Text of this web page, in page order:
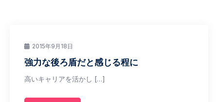
2015年9月18日
強力な後ろ盾だと感じる程に
高いキャリアを活かし […]